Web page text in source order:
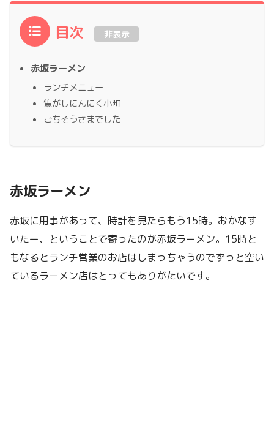
目次 非表示
赤坂ラーメン
ランチメニュー
焦がしにんにく小町
ごちそうさまでした
赤坂ラーメン
赤坂に用事があって、時計を見たらもう15時。おかなす
いたー、ということで寄ったのが赤坂ラーメン。15時と
もなるとランチ営業のお店はしまっちゃうのでずっと空い
ているラーメン店はとってもありがたいです。